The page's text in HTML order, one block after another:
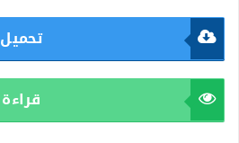
تحميل
قراءة